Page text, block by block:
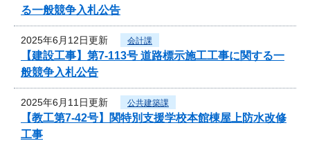
る一般競争入札公告
2025年6月12日更新 会計課
【建設工事】第7-113号 道路標示施工工事に関する一
般競争入札公告
2025年6月11日更新 公共建築課
【教工第7-42号】関特別支援学校本館棟屋上防水改修
工事